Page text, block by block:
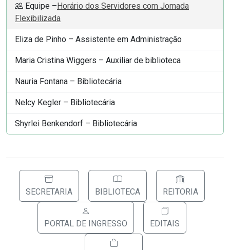
Equipe –Horário dos Servidores com Jornada
Flexibilizada
Eliza de Pinho – Assistente em Administração
Maria Cristina Wiggers – Auxiliar de biblioteca
Nauria Fontana – Bibliotecária
Nelcy Kegler – Bibliotecária
Shyrlei Benkendorf – Bibliotecária
SECRETARIA BIBLIOTECA REITORIA
PORTAL DE INGRESSO EDITAIS